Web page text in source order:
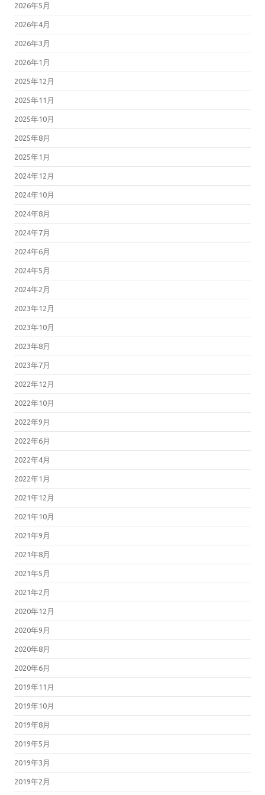
2026年5月
2026年4月
2026年3月
2026年1月
2025年12月
2025年11月
2025年10月
2025年8月
2025年1月
2024年12月
2024年10月
2024年8月
2024年7月
2024年6月
2024年5月
2024年2月
2023年12月
2023年10月
2023年8月
2023年7月
2022年12月
2022年10月
2022年9月
2022年6月
2022年4月
2022年1月
2021年12月
2021年10月
2021年9月
2021年8月
2021年5月
2021年2月
2020年12月
2020年9月
2020年8月
2020年6月
2019年11月
2019年10月
2019年8月
2019年5月
2019年3月
2019年2月